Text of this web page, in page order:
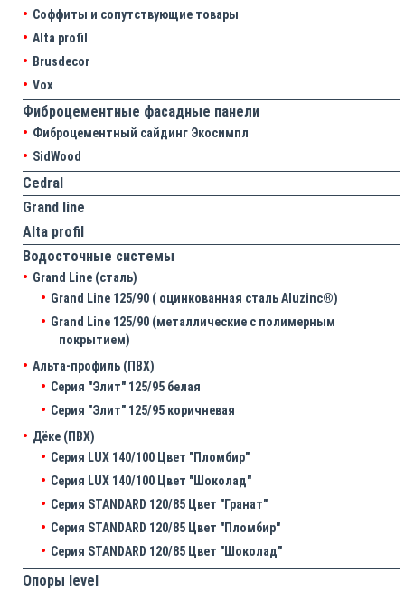
Соффиты и сопутствующие товары
Alta profil
Brusdecor
Vox
Фиброцементные фасадные панели
Фиброцементный сайдинг Экосимпл
SidWood
Cedral
Grand line
Аlta profil
Водосточные системы
Grand Line (сталь)
Grand Line 125/90 ( оцинкованная сталь Aluzinc®)
Grand Line 125/90 (металлические с полимерным
покрытием)
Альта-профиль (ПВХ)
Серия "Элит" 125/95 белая
Серия "Элит" 125/95 коричневая
Дёке (ПВХ)
Серия LUX 140/100 Цвет "Пломбир"
Серия LUX 140/100 Цвет "Шоколад"
Серия STANDARD 120/85 Цвет "Гранат"
Серия STANDARD 120/85 Цвет "Пломбир"
Серия STANDARD 120/85 Цвет "Шоколад"
Опоры level